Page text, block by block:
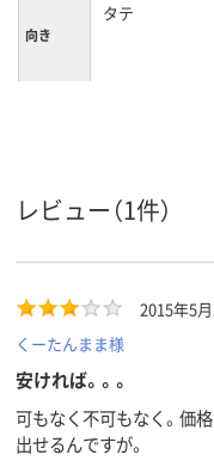
向き
タテ
カラーグ
ループ
ブルー系、青
レビュー（1件）
2015年5
くーたんまま様
安ければ。。。
可もなく不可もなく。価
出せるんですが。